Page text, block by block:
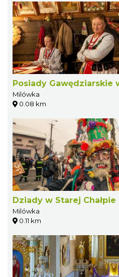
Posiady Gawędziarskie
Milówka
0.08 km
Dziady w Starej Chałpie
Milówka
0.11 km